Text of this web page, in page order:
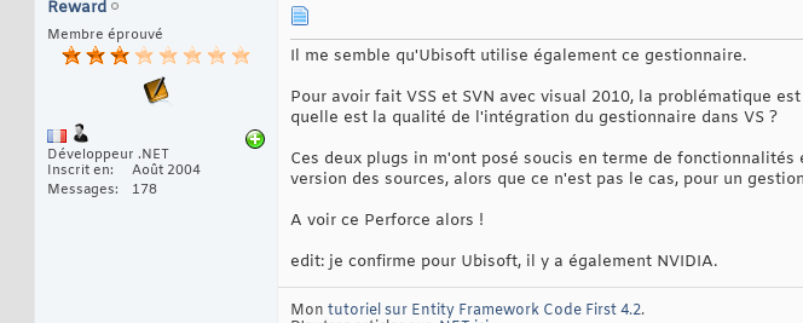
Reward
Membre éprouvé
Développeur .NET
Inscrit en
Août 2004
Messages
178
Il me semble qu'Ubisoft utilise également ce gestionnaire.
Pour avoir fait VSS et SVN avec visual 2010, la problématique
quelle est la qualité de l'intégration du gestionnaire dans VS ?
Ces deux plugs in m'ont posé soucis en terme de
version des sources, alors que ce n'est pas le cas, pour un
A voir ce Perforce alors !
edit: je confirme pour Ubisoft, il y a également NVIDIA.
Mon tutoriel sur Entity Framework Code First 4.2.